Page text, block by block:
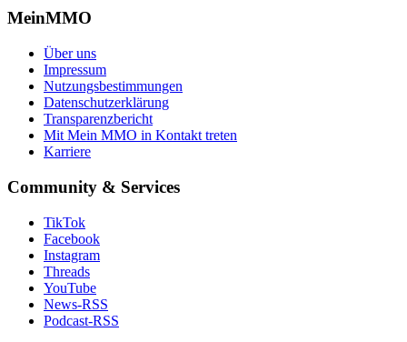
MeinMMO
Über uns
Impressum
Nutzungsbestimmungen
Datenschutzerklärung
Transparenzbericht
Mit Mein MMO in Kontakt treten
Karriere
Community & Services
TikTok
Facebook
Instagram
Threads
YouTube
News-RSS
Podcast-RSS